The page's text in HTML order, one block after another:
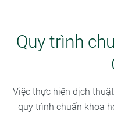
Quy trình
Việc thực hiện dịch
quy trình chuẩn khoa